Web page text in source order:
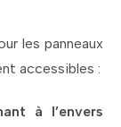
les panneaux
accessibles :
à l’envers